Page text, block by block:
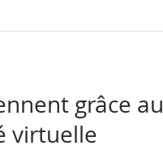
grâce au
virtuelle